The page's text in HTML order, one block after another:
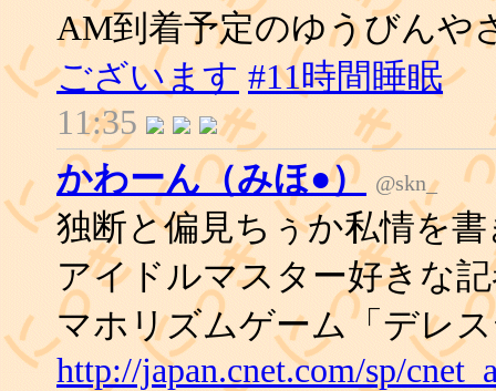
AM到着予定のゆうびんや
ございます #11時間睡眠
11:35
かわーん（みほ●）
@skn_
独断と偏見ちぅか私情を
アイドルマスター好きな
マホリズムゲーム「デレ
http://japan.cnet.com/sp/